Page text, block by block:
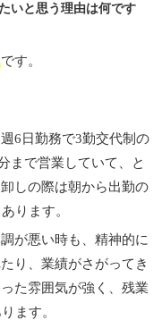
いと思う理由は何です
です。
6日勤務で3勤交代制の
まで営業していて、と
しの際は朝から出勤の
ります。
が悪い時も、精神的に
り、業績がさがってき
た雰囲気が強く、残業
ます。